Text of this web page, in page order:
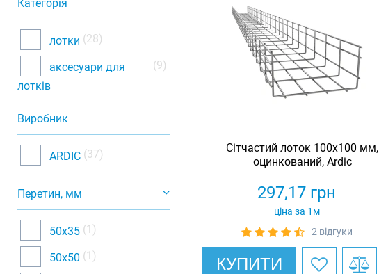
Категорія
лотки (28)
аксесуари для
лотків
(9)
Виробник
ARDIC (37)
Перетин, мм
50х35 (1)
50х50 (1)
Сітчастий лоток 100х100 мм,
оцинкований, Ardic
297,17 грн
ціна за 1м
2 відгуки
КУПИТИ